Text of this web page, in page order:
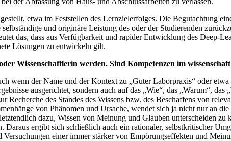
etwa im Feststellen des Lernzielerfolges. Die Begutachtung
und originäre Leistung des oder der Studierenden
das, dass aus Verfügbarkeit und rapider Entwicklung des Deep-
Lösungen zu entwickeln gilt.
Wissenschaftlerin werden. Sind Kompetenzen im
wenn der Name und der Kontext zu „Guter Laborpraxis“ oder
ausgerichtet, sondern auch auf das „Wie“, das „Warum“, das
des Standes des Wissens bzw. des Beschaffens von
von Phänomen und Ursache, wendet sich ja nicht nur an
dazu, Wissen von Meinung und Glauben unterscheiden
ergibt sich schließlich auch ein rationaler, selbstkritischer
einer immer stärker von Empörungseffekten und